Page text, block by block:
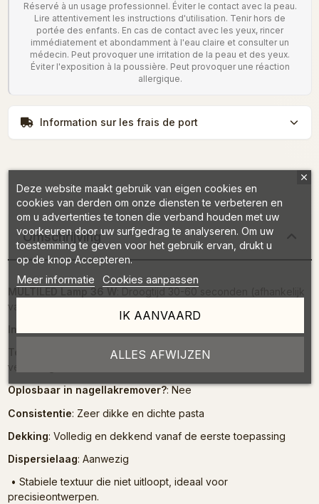
Réservé à un usage professionnel. Éviter le contact avec la peau.
Lire attentivement les instructions d'utilisation. Tenir hors de
portée des enfants. En cas de contact avec les yeux, rincer
immédiatement et abondamment à l'eau claire et consulter un
médecin. Peut provoquer une irritation de la peau et des yeux.
Éviter l'exposition à la poussière. Peut provoquer une réaction
allergique.
Information sur les frais de port
Omschrijving
van de dikte)
: 2D-decoraties, schaduw, micropainting,
versieringen
Oplosbaar in nagellakremover?: Nee
Consistentie: Zeer dikke en dichte pasta
Dekking: Volledig en dekkend vanaf de eerste toepassing
Dispersielaag: Aanwezig
• Stabiele textuur die niet uitloopt, ideaal voor
precisieontwerpen.
Deze website maakt gebruik van eigen cookies en
cookies van derden om onze diensten te verbeteren en
om u advertenties te tonen die verband houden met uw
voorkeuren door uw surfgedrag te analyseren. Om uw
toestemming te geven voor het gebruik ervan, drukt u
op de knop Accepteren.
Meer informatie Cookies aanpassen
ALLES AFWIJZEN
IK AANVAARD